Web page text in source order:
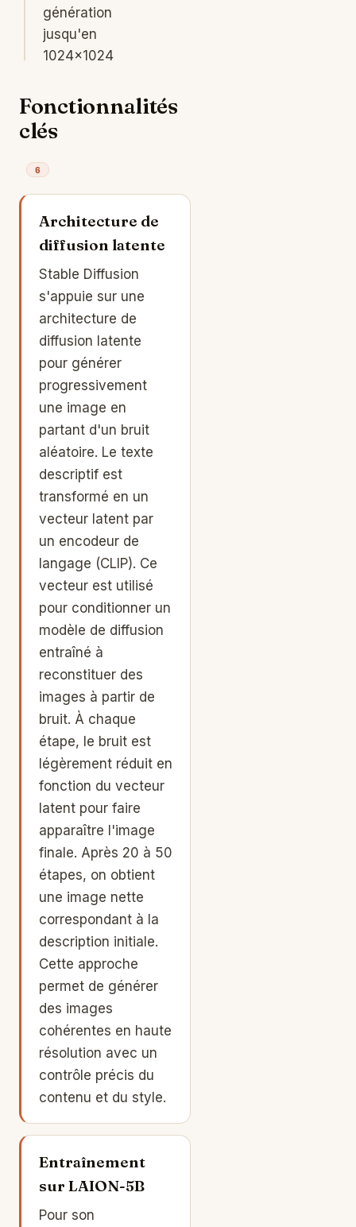
génération
jusqu'en
1024×1024
Fonctionnalités
clés
6
Architecture de
diffusion latente
Stable Diffusion
s'appuie sur une
architecture de
diffusion latente
pour générer
progressivement
une image en
partant d'un bruit
aléatoire. Le texte
descriptif est
transformé en un
vecteur latent par
un encodeur de
langage (CLIP). Ce
vecteur est utilisé
pour conditionner un
modèle de diffusion
entraîné à
reconstituer des
images à partir de
bruit. À chaque
étape, le bruit est
légèrement réduit en
fonction du vecteur
latent pour faire
apparaître l'image
finale. Après 20 à 50
étapes, on obtient
une image nette
correspondant à la
description initiale.
Cette approche
permet de générer
des images
cohérentes en haute
résolution avec un
contrôle précis du
contenu et du style.
Entraînement
sur LAION-5B
Pour son